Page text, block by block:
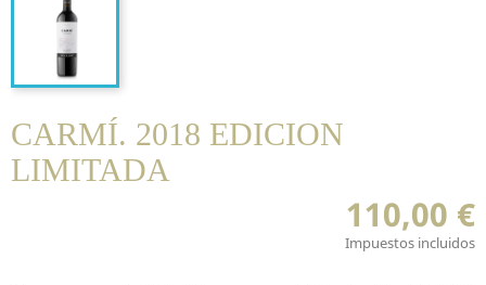
CARMÍ. 2018 EDICION
LIMITADA
110,00 €
Impuestos incluidos